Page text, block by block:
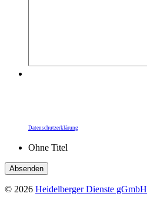
Datenschutzerklärung
Ohne Titel
© 2026 Heidelberger Dienste gGmbH